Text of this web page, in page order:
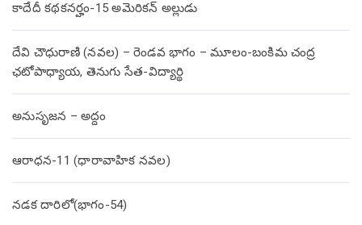
కాదేదీ కథకనర్హం-15 అమెరికన్ అల్లుడు
దేవి చౌధురాణి (నవల) – రెండవ భాగం – మూలం-బంకిమ చంద్ర
ఛటోపాధ్యాయ, తెనుగు సేత-విద్యార్థి
అనుసృజన – అద్దం
ఆరాధన-11 (ధారావాహిక నవల)
నడక దారిలో(భాగం-54)